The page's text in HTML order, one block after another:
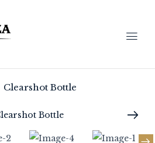
Clearshot Bottle